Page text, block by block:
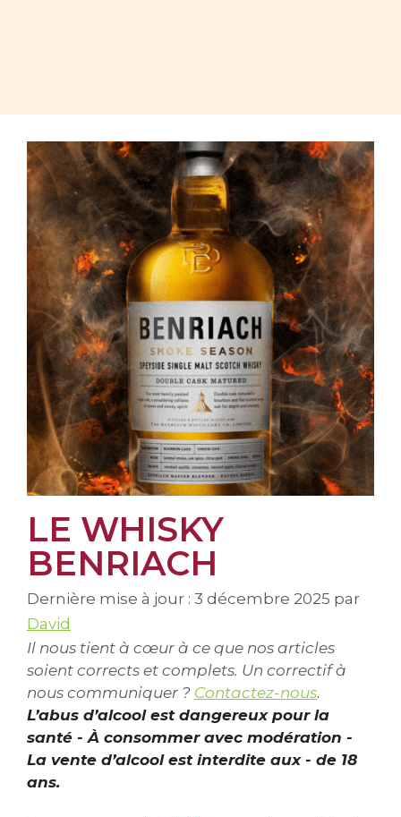
LE WHISKY
BENRIACH
Dernière mise à jour : 3 décembre 2025 par
David
Il nous tient à cœur à ce que nos articles
soient corrects et complets. Un correctif à
nous communiquer ? Contactez-nous.
L’abus d’alcool est dangereux pour la
santé - À consommer avec modération -
La vente d’alcool est interdite aux - de 18
ans.